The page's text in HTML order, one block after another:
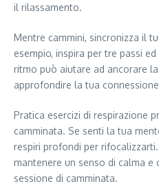
il rilassamento.
Mentre cammini, sincronizza il
esempio, inspira per tre passi
ritmo può aiutare ad ancorare
approfondire la tua
Pratica esercizi di respirazione
camminata. Se senti la tua
respiri profondi per
mantenere un senso di calma e
sessione di camminata.